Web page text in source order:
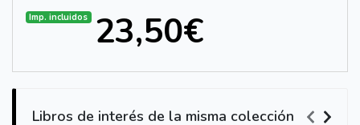
Imp. incluidos 23,50€
Libros de interés de la misma colección